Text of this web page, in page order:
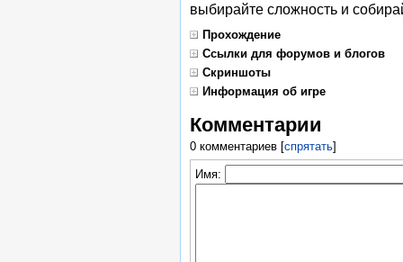
выбирайте сложность и
Прохождение
Ссылки для форумов и блогов
Скриншоты
Информация об игре
Комментарии
0 комментариев[спрятать]
Имя: